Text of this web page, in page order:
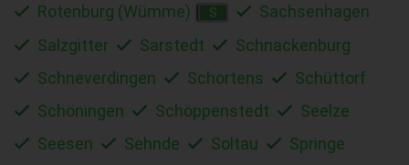
Rotenburg (Wümme)
S
Sachsenhagen
Salzgitter
Sarstedt
Schnackenburg
Schneverdingen
Schortens
Schüttorf
Schöningen
Schöppenstedt
Seelze
Seesen
Sehnde Soltau
Springe